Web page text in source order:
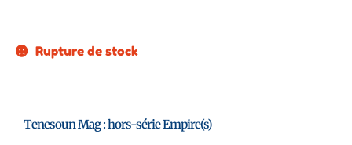
Rupture de stock
Tenesoun Mag : hors-série Empire(s)